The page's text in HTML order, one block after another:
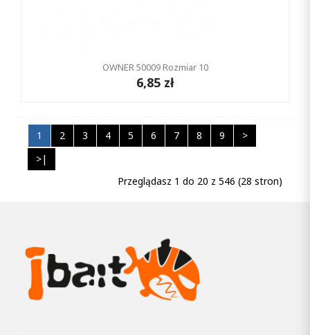
OWNER 50009 Rozmiar 10
6,85 zł
1 2 3 4 5 6 7 8 9
>
>|
Przeglądasz 1 do 20 z 546 (28 stron)